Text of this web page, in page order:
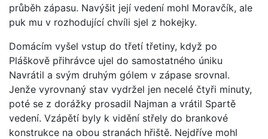
průběh zápasu. Navýšit její vedení mohl Moravčík, ale
puk mu v rozhodující chvíli sjel z hokejky.
Domácím vyšel vstup do třetí třetiny, když po
Pláškově přihrávce ujel do samostatného úniku
Navrátil a svým druhým gólem v zápase srovnal.
Jenže vyrovnaný stav vydržel jen necelé čtyři minuty,
poté se z dorážky prosadil Najman a vrátil Spartě
vedení. Vzápětí byly k vidění střely do brankové
konstrukce na obou stranách hřiště. Nejdříve mohl